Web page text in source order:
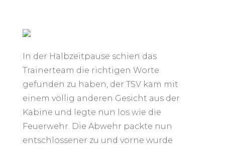
In der Halbzeitpause schien das
Trainerteam die richtigen Worte
gefunden zu haben, der TSV kam mit
einem völlig anderen Gesicht aus der
Kabine und legte nun los wie die
Feuerwehr. Die Abwehr packte nun
entschlossener zu und vorne wurde